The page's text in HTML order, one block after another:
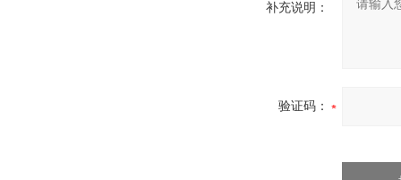
补充说明：
验证码：